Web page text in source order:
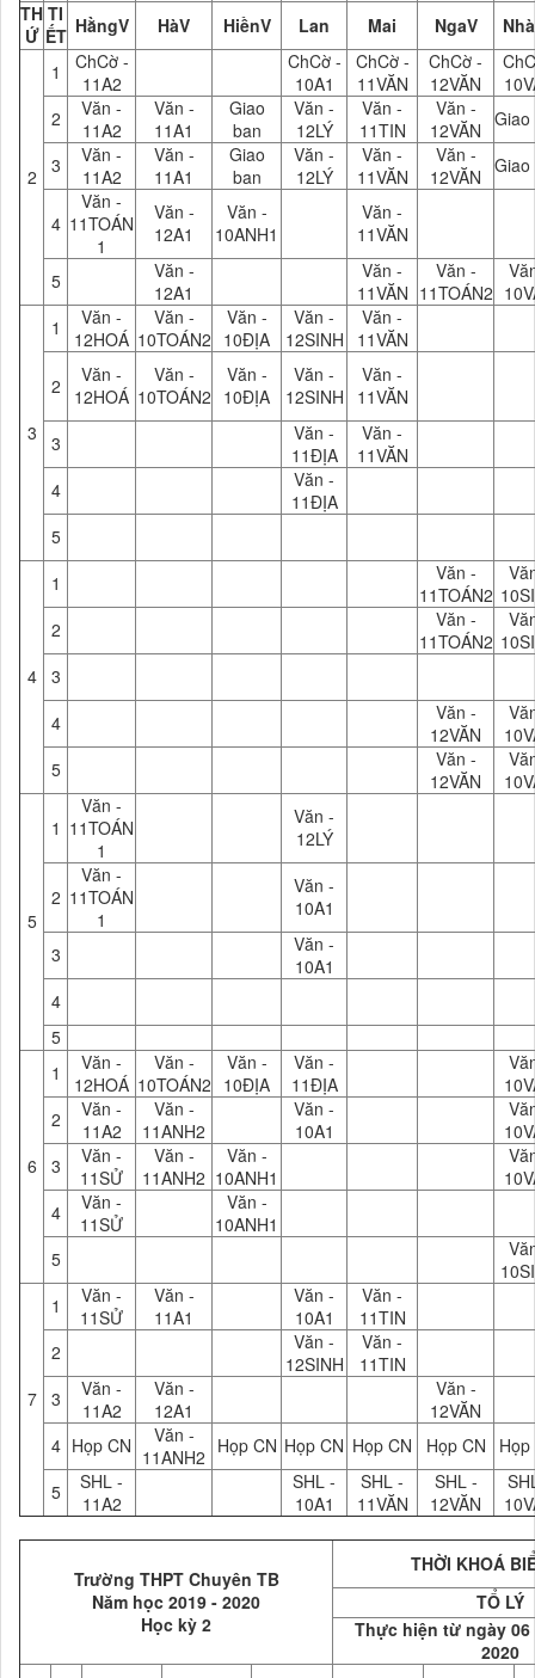
TH
Ứ
TI
ẾT HằngV HàV HiềnV Lan Mai NgaV
2
1
ChCờ -
11A2
ChCờ -
10A1
ChCờ -
11VĂN
ChCờ -
12VĂN
2
Văn -
11A2
Văn -
11A1
Giao
ban
Văn -
12LÝ
Văn -
11TIN
Văn -
12VĂN Giao
3
Văn -
11A2
Văn -
11A1
Giao
ban
Văn -
12LÝ
Văn -
11VĂN
Văn -
12VĂN Giao
4
Văn -
11TOÁN
1
Văn -
12A1
Văn -
10ANH1
Văn -
11VĂN
5
Văn -
12A1
Văn -
11VĂN
Văn -
11TOÁN2
3
1
Văn -
12HOÁ
Văn -
10TOÁN2
Văn -
10ĐỊA
Văn -
12SINH
Văn -
11VĂN
2
Văn -
12HOÁ
Văn -
10TOÁN2
Văn -
10ĐỊA
Văn -
12SINH
Văn -
11VĂN
3
Văn -
11ĐỊA
Văn -
11VĂN
4
Văn -
11ĐỊA
5
4
1
Văn -
11TOÁN2
2
Văn -
11TOÁN2
3
4
Văn -
12VĂN
5
Văn -
12VĂN
5
1
Văn -
11TOÁN
1
Văn -
12LÝ
2
Văn -
11TOÁN
1
Văn -
10A1
3
Văn -
10A1
4
5
6
1
Văn -
12HOÁ
Văn -
10TOÁN2
Văn -
10ĐỊA
Văn -
11ĐỊA
2
Văn -
11A2
Văn -
11ANH2
Văn -
10A1
3
Văn -
11SỬ
Văn -
11ANH2
Văn -
10ANH1
4
Văn -
11SỬ
Văn -
10ANH1
5
7
1
Văn -
11SỬ
Văn -
11A1
Văn -
10A1
Văn -
11TIN
2
Văn -
12SINH
Văn -
11TIN
3
Văn -
11A2
Văn -
12A1
Văn -
12VĂN
4 Họp CN
Văn -
11ANH2 Họp CN Họp CN Họp CN Họp CN
Họp
5
SHL -
11A2
SHL -
10A1
SHL -
11VĂN
SHL -
12VĂN
Trường THPT Chuyên TB
Năm học 2019 - 2020
Học kỳ 2
THỜI KHOÁ
TỔ LÝ
Thực hiện từ ngày 06
2020